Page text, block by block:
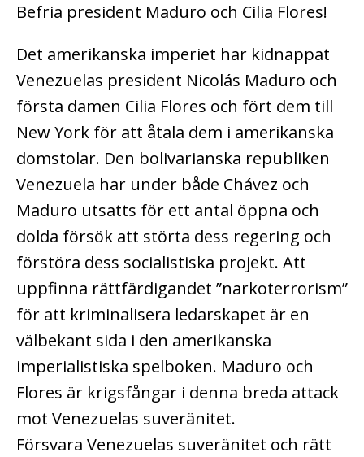
Befria president Maduro och Cilia Flores!
Det amerikanska imperiet har kidnappat
Venezuelas president Nicolás Maduro och
första damen Cilia Flores och fört dem till
New York för att åtala dem i amerikanska
domstolar. Den bolivarianska republiken
Venezuela har under både Chávez och
Maduro utsatts för ett antal öppna och
dolda försök att störta dess regering och
förstöra dess socialistiska projekt. Att
uppfinna rättfärdigandet ”narkoterrorism”
för att kriminalisera ledarskapet är en
välbekant sida i den amerikanska
imperialistiska spelboken. Maduro och
Flores är krigsfångar i denna breda attack
mot Venezuelas suveränitet.
Försvara Venezuelas suveränitet och rätt